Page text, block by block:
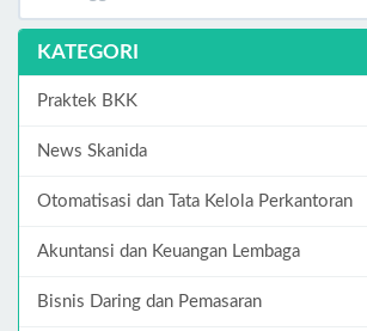
KATEGORI
Praktek BKK
News Skanida
Otomatisasi dan Tata Kelola Perkantoran
Akuntansi dan Keuangan Lembaga
Bisnis Daring dan Pemasaran